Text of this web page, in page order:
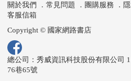
關於我們 ． 常見問題 ． 團購服務 ．
客服信箱
Copyright © 國家網路書店
總公司：秀威資訊科技股份有限公司
76巷65號